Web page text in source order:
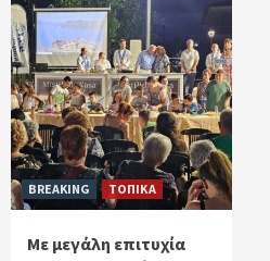
BREAKING ΤΟΠΙΚΑ
Με μεγάλη επιτυχία